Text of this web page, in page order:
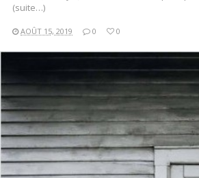
(suite…)
AOÛT 15, 2019 0 0